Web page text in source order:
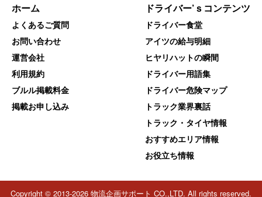
ホーム
よくあるご質問
お問い合わせ
運営会社
利用規約
ブルル掲載料金
掲載お申し込み
ドライバー’ｓコンテンツ
ドライバー食堂
アイツの給与明細
ヒヤリハットの瞬間
ドライバー用語集
ドライバー危険マップ
トラック業界裏話
トラック・タイヤ情報
おすすめエリア情報
お役立ち情報
Copyright © 2013-2026 物流企画サポート CO.,LTD. All rights reserved.